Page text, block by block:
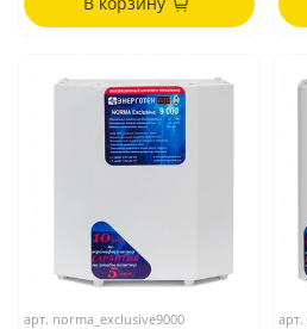
арт. norma_exclusive9000 арт.